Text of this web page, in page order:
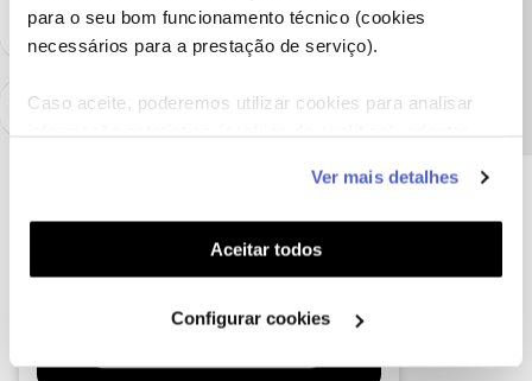
para o seu bom funcionamento técnico (cookies
necessários para a prestação de serviço).
Caso aceite, poderemos utilizar cookies para analisar
funcionalidades (cookies de personalização e
funcionalidade) e adaptar anúncios aos seus interesses
(cookies de publicidade personalizada). Pode gerir a
utilização dos cookies clicando em "Configurar
Ver mais detalhes
Aceitar todos
Configurar cookies